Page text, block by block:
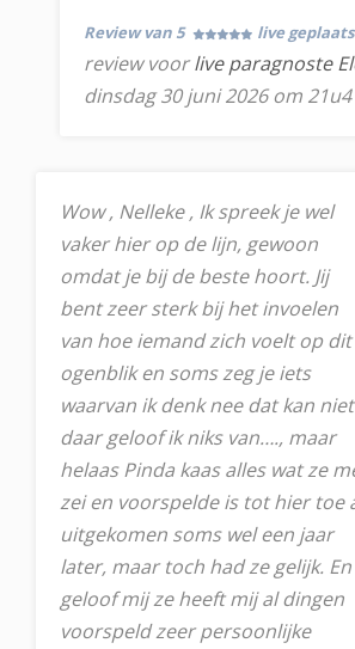
Review van 5 live
review voorlive paragnoste
dinsdag 30 juni 2026 om
Wow , Nelleke , Ik spreek je wel
vaker hier op de lijn, gewoon
omdat je bij de beste hoort. Jij
bent zeer sterk bij het invoelen
van hoe iemand zich voelt op dit
ogenblik en soms zeg je iets
waarvan ik denk nee dat kan niet
daar geloof ik niks van…., maar
helaas Pinda kaas alles wat ze
zei en voorspelde is tot hier toe
uitgekomen soms wel een jaar
later, maar toch had ze gelijk. En
geloof mij ze heeft mij al dingen
voorspeld zeer persoonlijke